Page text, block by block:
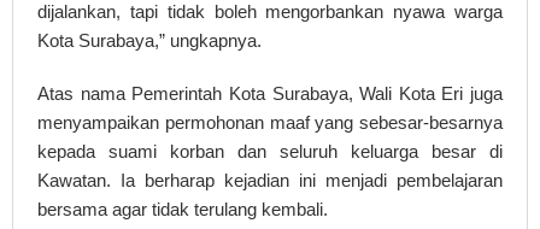
dijalankan, tapi tidak boleh mengorbankan nyawa warga
Kota Surabaya,” ungkapnya.
Atas nama Pemerintah Kota Surabaya, Wali Kota Eri juga
menyampaikan permohonan maaf yang sebesar-besarnya
kepada suami korban dan seluruh keluarga besar di
Kawatan. Ia berharap kejadian ini menjadi pembelajaran
bersama agar tidak terulang kembali.